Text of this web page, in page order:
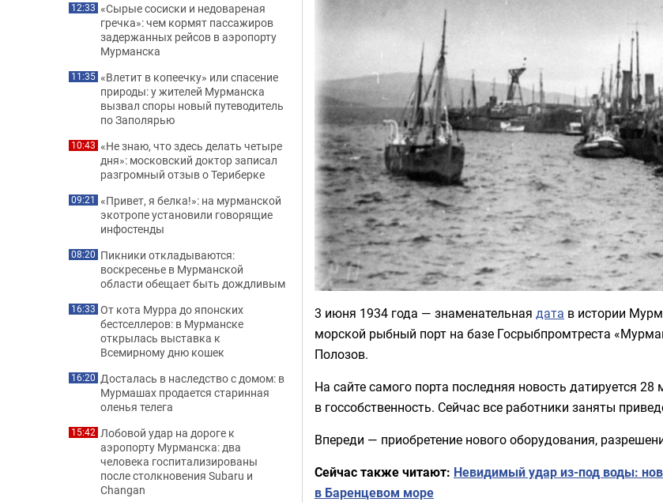
3 июня 1934 года — знаменательная дата в истории
морской рыбный порт на базе Госрыбпромтреста
Полозов.
На сайте самого порта последняя новость датируется 28
в госсобственность. Сейчас все работники заняты
Впереди — приобретение нового оборудования,
Сейчас также читают: Невидимый удар из-под воды:
в Баренцевом море
12:33 «Сырые сосиски и недовареная
гречка»: чем кормят пассажиров
задержанных рейсов в аэропорту
Мурманска
11:35 «Влетит в копеечку» или спасение
природы: у жителей Мурманска
вызвал споры новый путеводитель
по Заполярью
10:43 «Не знаю, что здесь делать четыре
дня»: московский доктор записал
разгромный отзыв о Териберке
09:21 «Привет, я белка!»: на мурманской
экотропе установили говорящие
инфостенды
08:20 Пикники откладываются:
воскресенье в Мурманской
области обещает быть дождливым
16:33 От кота Мурра до японских
бестселлеров: в Мурманске
открылась выставка к
Всемирному дню кошек
16:20 Досталась в наследство с домом: в
Мурмашах продается старинная
оленья телега
15:42 Лобовой удар на дороге к
аэропорту Мурманска: два
человека госпитализированы
после столкновения Subaru и
Changan